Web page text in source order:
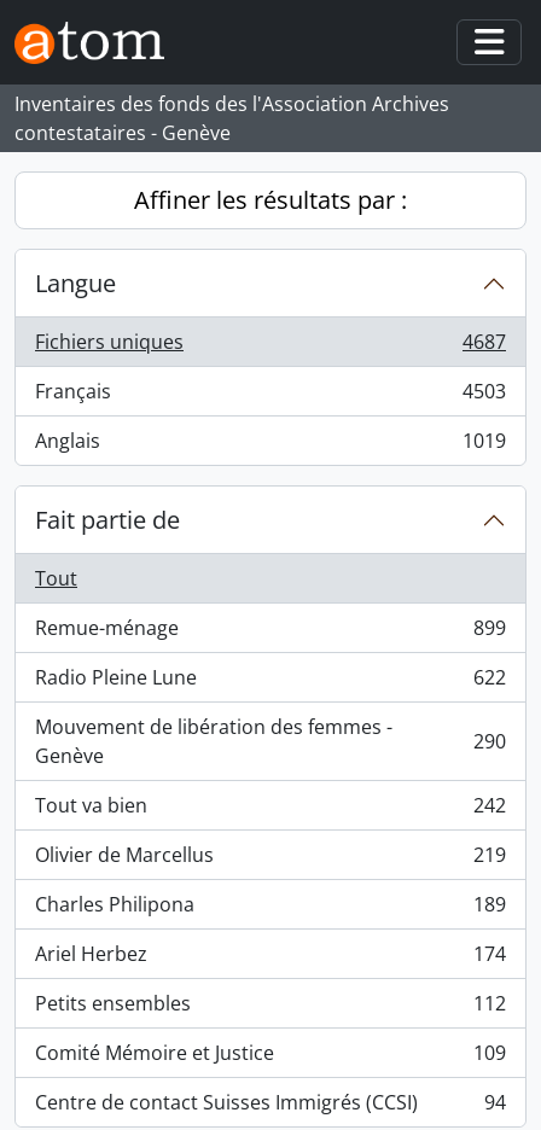
Skip to main content
Inventaires des fonds des l'Association Archives
contestataires - Genève
Affiner les résultats par :
Langue
Fichiers uniques
, 4687 résultats
4687
Français
, 4503 résultats
4503
Anglais
, 1019 résultats 1019
Fait partie de
Tout
Remue-ménage
, 899 résultats
899
Radio Pleine Lune
, 622 résultats
622
Mouvement de libération des femmes -
Genève
, 290 résultats 290
Tout va bien
, 242 résultats
242
Olivier de Marcellus
, 219 résultats
219
Charles Philipona
, 189 résultats
189
Ariel Herbez
, 174 résultats
174
Petits ensembles
, 112 résultats
112
Comité Mémoire et Justice
, 109 résultats
109
Centre de contact Suisses Immigrés (CCSI)
, 94 résultats 94